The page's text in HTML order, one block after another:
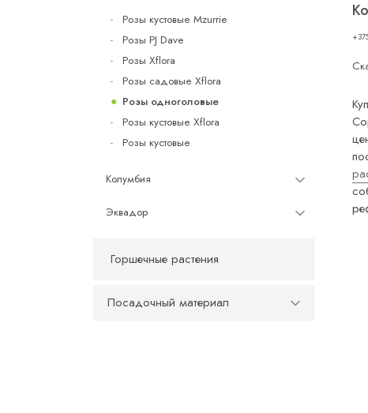
Розы кустовые Mzurrie
Розы PJ Dave
Розы Xflora
Розы садовые Xflora
Розы одноголовые
Розы кустовые Xflora
Розы кустовые
Колумбия
Эквадор
Горшечные растения
Посадочный материал